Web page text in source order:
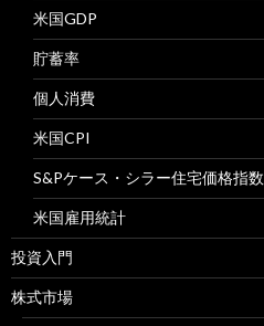
米国GDP
貯蓄率
個人消費
米国CPI
S&Pケース・シラー住宅価格指数
米国雇用統計
投資入門
株式市場